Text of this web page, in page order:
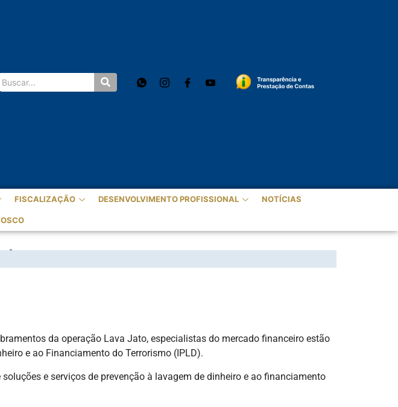
FISCALIZAÇÃO DESENVOLVIMENTO PROFISSIONAL NOTÍCIAS
LAVAGEM DE DINHEIRO
da operação Lava Jato, especialistas do mercado financeiro estão
e ao Financiamento do Terrorismo (IPLD).
e serviços de prevenção à lavagem de dinheiro e ao financiamento